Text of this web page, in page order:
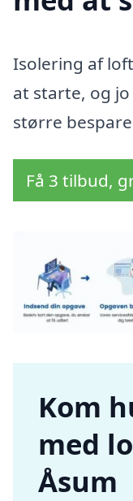
Isolering af
at starte, og
større
Få 3 tilbud,
Kom
med
Åsum